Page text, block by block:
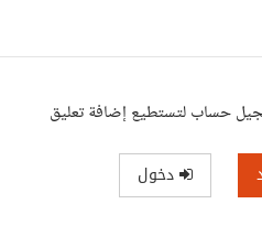
حساب لتستطيع إضافة تعليق
دخول